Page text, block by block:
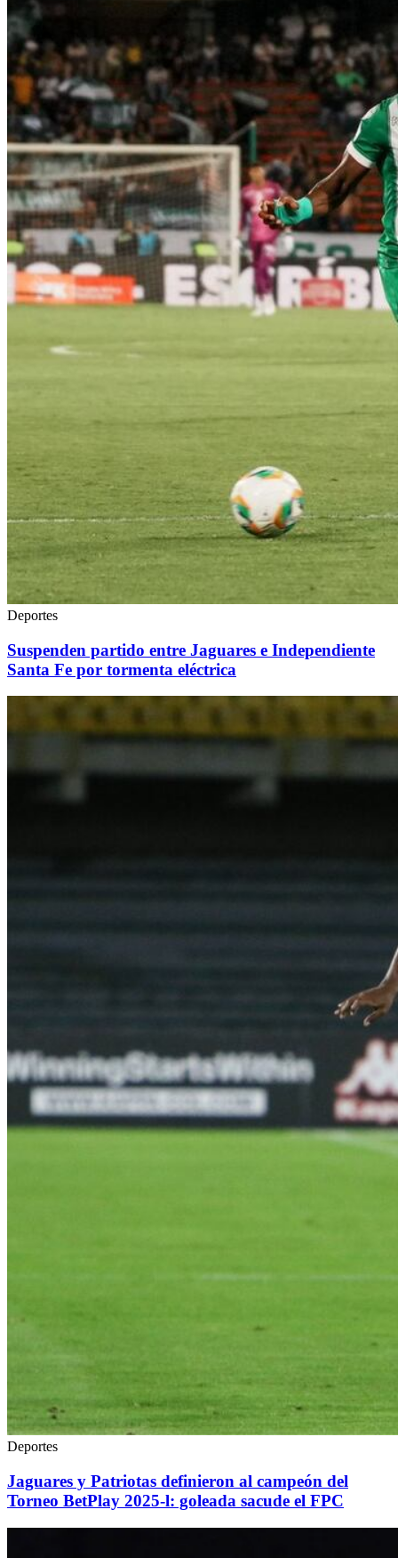
Deportes
Suspenden partido entre Jaguares e Independiente
Santa Fe por tormenta eléctrica
Deportes
Jaguares y Patriotas definieron al campeón del
Torneo BetPlay 2025-l: goleada sacude el FPC